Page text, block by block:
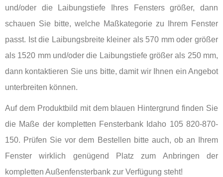
und/oder die Laibungstiefe Ihres Fensters größer, dann
schauen Sie bitte, welche Maßkategorie zu Ihrem Fenster
passt. Ist die Laibungsbreite kleiner als 570 mm oder größer
als 1520 mm und/oder die Laibungstiefe größer als 250 mm,
dann kontaktieren Sie uns bitte, damit wir Ihnen ein Angebot
unterbreiten können.
Auf dem Produktbild mit dem blauen Hintergrund finden Sie
die Maße der kompletten Fensterbank Idaho 105 820-870-
150. Prüfen Sie vor dem Bestellen bitte auch, ob an Ihrem
Fenster wirklich genügend Platz zum Anbringen der
kompletten Außenfensterbank zur Verfügung steht!